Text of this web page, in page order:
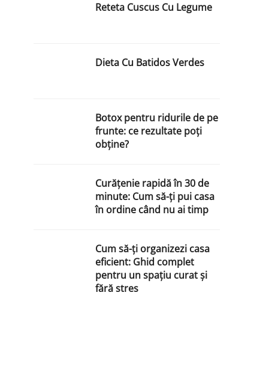
Reteta Cuscus Cu Legume
Dieta Cu Batidos Verdes
Botox pentru ridurile de pe
frunte: ce rezultate poți
obține?
Curățenie rapidă în 30 de
minute: Cum să-ți pui casa
în ordine când nu ai timp
Cum să-ți organizezi casa
eficient: Ghid complet
pentru un spațiu curat și
fără stres